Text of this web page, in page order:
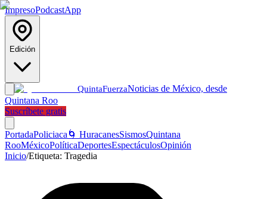
ImpresoPodcastApp
Edición
QuintaFuerzaNoticias de México, desde
Quintana Roo
Suscríbete gratis
PortadaPoliciaca 🌀 HuracanesSismosQuintana
RooMéxicoPolíticaDeportesEspectáculosOpinión
Inicio/Etiqueta: Tragedia